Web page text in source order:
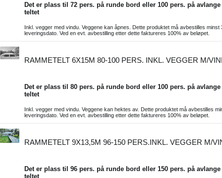
Det er plass til 72 pers. på runde bord eller 100 pers. på
teltet
Inkl. vegger med vindu. Veggene kan åpnes. Dette produktet må avbestilles minst
leveringsdato. Ved en evt. avbestilling etter dette faktureres 100% av beløpet.
RAMMETELT 6X15M 80-100 PERS. INKL. VEGGER M/
Det er plass til 80 pers. på runde bord eller 100 pers. på
teltet
Inkl. vegger med vindu. Veggene kan hektes av. Dette produktet må avbestilles
leveringsdato. Ved en evt. avbestilling etter dette faktureres 100% av beløpet.
RAMMETELT 9X13,5M 96-150 PERS.INKL. VEGGER M/
Det er plass til 96 pers. på runde bord eller 150 pers. på
teltet